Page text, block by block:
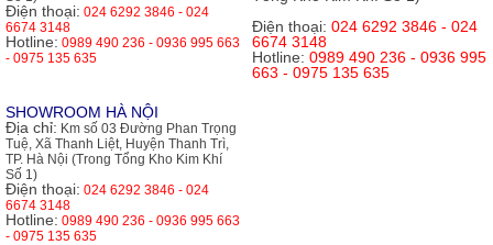
Điện thoại: 024 6292 3846 - 024
6674 3148
Hotline: 0989 490 236 - 0936 995 663
- 0975 135 635
Điện thoại: 024 6292 3846 - 024
6674 3148
Hotline: 0989 490 236 - 0936 995
663 - 0975 135 635
SHOWROOM HÀ NỘI
Địa chỉ: Km số 03 Đường Phan Trọng
Tuệ, Xã Thanh Liệt, Huyện Thanh Trì,
TP. Hà Nội (Trong Tổng Kho Kim Khí
Số 1)
Điện thoại: 024 6292 3846 - 024
6674 3148
Hotline: 0989 490 236 - 0936 995 663
- 0975 135 635